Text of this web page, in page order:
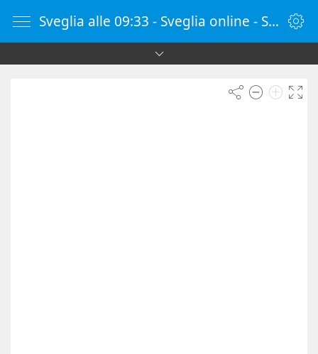
Sveglia alle 09:33 - Sveglia online - SvegliaOnline.it